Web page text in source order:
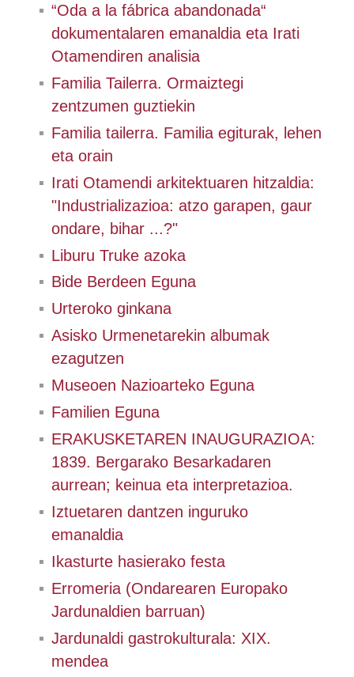
“Oda a la fábrica abandonada“
dokumentalaren emanaldia eta Irati
Otamendiren analisia
Familia Tailerra. Ormaiztegi
zentzumen guztiekin
Familia tailerra. Familia egiturak, lehen
eta orain
Irati Otamendi arkitektuaren hitzaldia:
"Industrializazioa: atzo garapen, gaur
ondare, bihar ...?"
Liburu Truke azoka
Bide Berdeen Eguna
Urteroko ginkana
Asisko Urmenetarekin albumak
ezagutzen
Museoen Nazioarteko Eguna
Familien Eguna
ERAKUSKETAREN INAUGURAZIOA:
1839. Bergarako Besarkadaren
aurrean; keinua eta interpretazioa.
Iztuetaren dantzen inguruko
emanaldia
Ikasturte hasierako festa
Erromeria (Ondarearen Europako
Jardunaldien barruan)
Jardunaldi gastrokulturala: XIX.
mendea